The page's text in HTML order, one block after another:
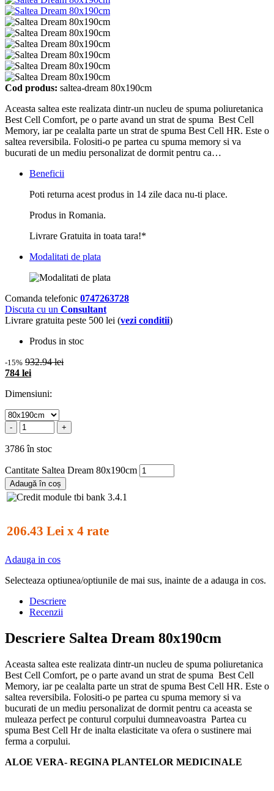
Cod produs: saltea-dream 80x190cm
Aceasta saltea este realizata dintr-un nucleu de spuma poliuretanica
Best Cell Comfort, pe o parte avand un strat de spuma Best Cell
Memory, iar pe cealalta parte un strat de spuma Best Cell HR. Este o
saltea reversibila. Folositi-o pe partea cu spuma memory si va
bucurati de un mediu personalizat de dormit pentru ca…
Beneficii
Poti returna acest produs in 14 zile daca nu-ti place.
Produs in Romania.
Livrare Gratuita in toata tara!*
Modalitati de plata
Comanda telefonic 0747263728
Discuta cu un Consultant
Livrare gratuita peste 500 lei (vezi conditii)
Produs in stoc
-15% 932.94 lei
784 lei
Dimensiuni:
- +
3786 în stoc
Cantitate Saltea Dream 80x190cm
Adaugă în coș
206.43 Lei x 4 rate
Adauga in cos
Selecteaza optiunea/optiunile de mai sus, inainte de a adauga in cos.
Descriere
Recenzii
Descriere Saltea Dream 80x190cm
Aceasta saltea este realizata dintr-un nucleu de spuma poliuretanica
Best Cell Comfort, pe o parte avand un strat de spuma Best Cell
Memory, iar pe cealalta parte un strat de spuma Best Cell HR. Este o
saltea reversibila. Folositi-o pe partea cu spuma memory si va
bucurati de un mediu personalizat de dormit pentru ca aceasta se
muleaza perfect pe conturul corpului dumneavoastra Partea cu
spuma Best Cell Hr de inalta elasticitate va ofera o sustinere mai
ferma a corpului.
ALOE VERA- REGINA PLANTELOR MEDICINALE